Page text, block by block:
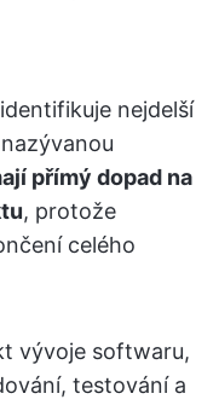
nejdelší
přímý dopad na
, protože
celého
vývoje softwaru,
testování a